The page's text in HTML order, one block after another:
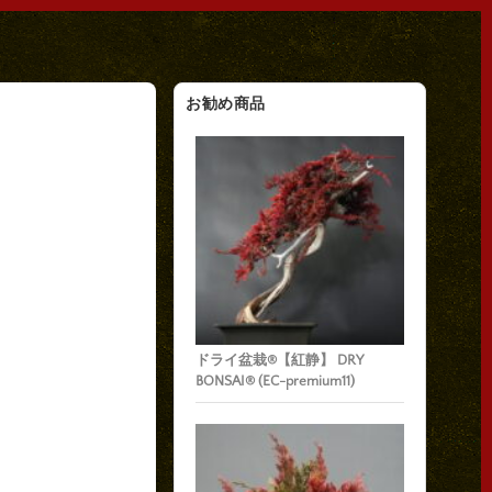
お勧め商品
ドライ盆栽®【紅静】 DRY
BONSAI® (EC-premium11)